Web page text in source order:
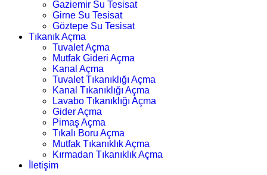
Gaziemir Su Tesisat
Girne Su Tesisat
Göztepe Su Tesisat
Tıkanık Açma
Tuvalet Açma
Mutfak Gideri Açma
Kanal Açma
Tuvalet Tıkanıklığı Açma
Kanal Tıkanıklığı Açma
Lavabo Tıkanıklığı Açma
Gider Açma
Pimaş Açma
Tıkalı Boru Açma
Mutfak Tıkanıklık Açma
Kırmadan Tıkanıklık Açma
İletişim